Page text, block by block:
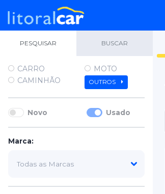
PESQUISAR BUSCAR
CARRO
MOTO
CAMINHÃO
OUTROS
Novo Usado
Marca: